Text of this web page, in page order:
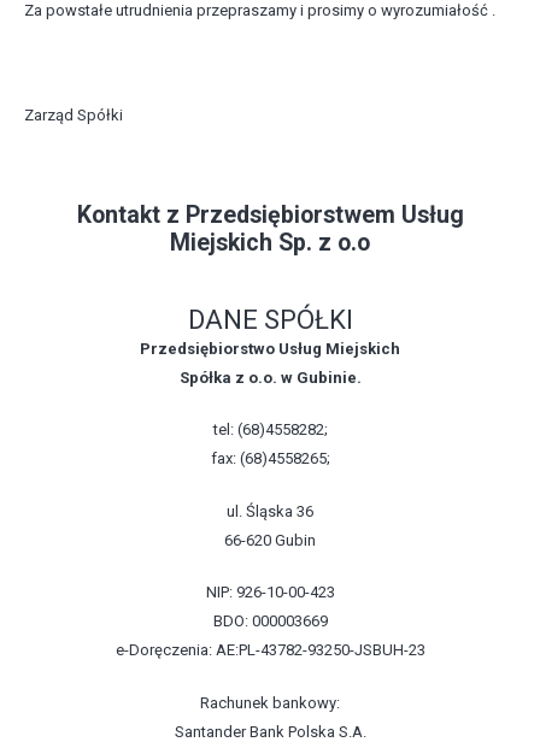
Za powstałe utrudnienia przepraszamy i prosimy o wyrozumiałość .
Zarząd Spółki
Kontakt z Przedsiębiorstwem Usług
Miejskich Sp. z o.o
DANE SPÓŁKI
Przedsiębiorstwo Usług Miejskich
Spółka z o.o. w Gubinie.
tel: (68)4558282;
fax: (68)4558265;
ul. Śląska 36
66-620 Gubin
NIP: 926-10-00-423
BDO: 000003669
e-Doręczenia: AE:PL-43782-93250-JSBUH-23
Rachunek bankowy:
Santander Bank Polska S.A.